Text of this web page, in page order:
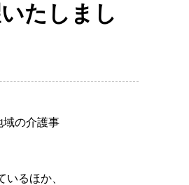
たしまし
の介護事
るほか、